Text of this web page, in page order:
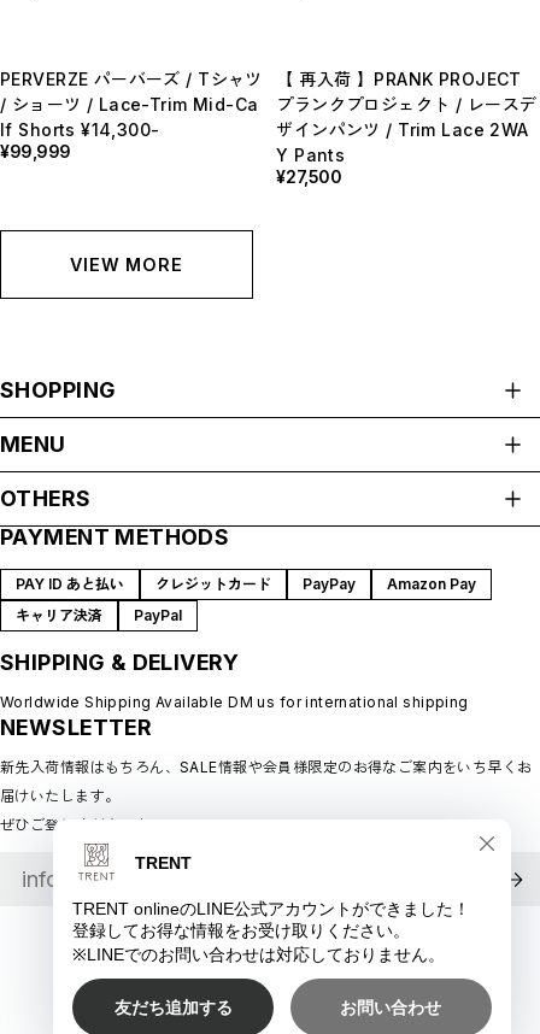
PERVERZE パーバーズ / Tシャツ
/ ショーツ / Lace-Trim Mid-Ca
lf Shorts ¥14,300-
¥99,999
【 再入荷 】PRANK PROJECT
プランクプロジェクト / レースデ
ザインパンツ / Trim Lace 2WA
Y Pants
¥27,500
VIEW MORE
SHOPPING
MENU
SHOP GUIDE
BLOG
MEMBERSHIP
LOGIN
OTHERS
プライバシーポリシー
特定商取引法に基づく表記
会員規約
PAYMENT METHODS
PAY ID あと払い クレジットカード PayPay
Amazon Pay
キャリア決済
PayPal
SHIPPING & DELIVERY
Worldwide Shipping Available DM us for international shipping
NEWSLETTER
新先入荷情報はもちろん、SALE情報や会員様限定のお得なご案内をいち早くお
届けいたします。
ぜひご登録ください♪
©︎ TRENT online